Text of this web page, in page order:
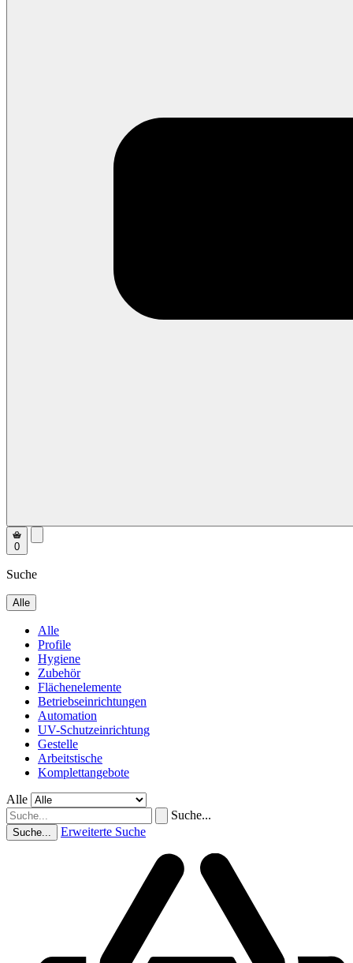
0
Suche
Alle
Alle
Profile
Hygiene
Zubehör
Flächenelemente
Betriebseinrichtungen
Automation
UV-Schutzeinrichtung
Gestelle
Arbeitstische
Komplettangebote
Alle
Suche...
Suche... Erweiterte Suche